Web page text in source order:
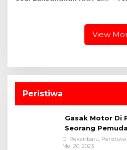
81
View
Peristiwa
Gasak Motor Di
Seorang
Bukit Raya
Di Pekanbaru, Peristiwa
Mei 20, 2023